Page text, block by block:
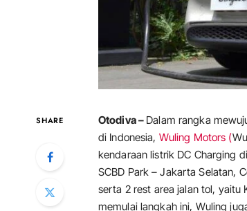
SHARE Otodiva – Dalam rangka
di Indonesia, Wuling Motors (
kendaraan listrik DC Charging
SCBD Park – Jakarta Selatan,
serta 2 rest area jalan tol, yaitu
memulai langkah ini, Wuling